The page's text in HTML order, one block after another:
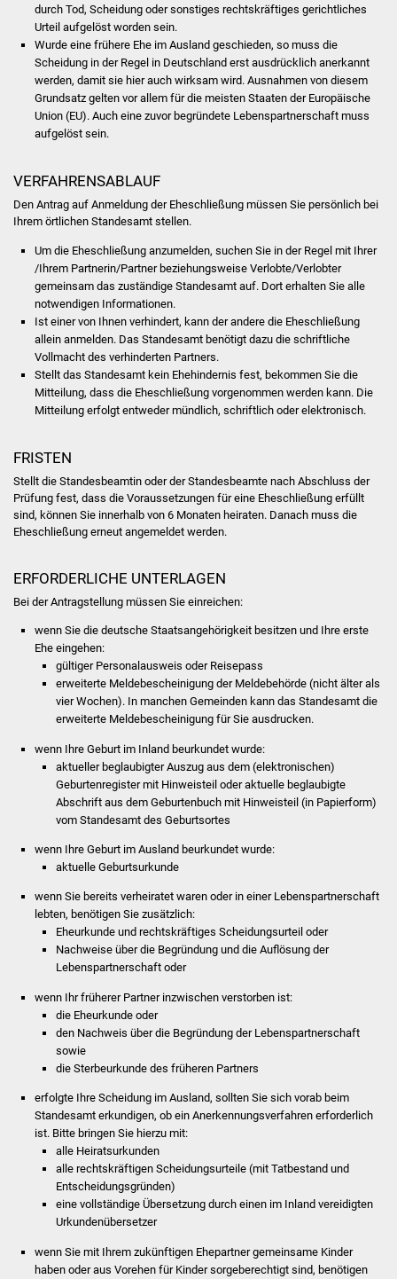
Kindergärten
Kolping-Musikschule
Volkshochschule
Jugendhaus
Kinder- und
Familienzentrum
Stadtwerke
NETZMonitor
Gesundheit und Notfall
Ärzte und Apotheken
Hitzewarnung / UV-
Index
ÖPNV
Bürgerbus (MOBS)
Abfall und Entsorgung
Kultur & Freizeit
Veranstaltungen
Stadtfest
Stadtbücherei
Zehntscheuer
Kulturhalle
durch Tod, Scheidung oder sonstiges rechtskräftiges gerichtliches
Urteil aufgelöst worden sein.
Wurde eine frühere Ehe im Ausland geschieden, so muss die
Scheidung in der Regel in Deutschland erst ausdrücklich anerkannt
werden, damit sie hier auch wirksam wird. Ausnahmen von diesem
Grundsatz gelten vor allem für die meisten Staaten der Europäische
Union (EU). Auch eine zuvor begründete Lebenspartnerschaft muss
aufgelöst sein.
VERFAHRENSABLAUF
Den Antrag auf Anmeldung der Eheschließung müssen Sie persönlich bei
Ihrem örtlichen Standesamt stellen.
Um die Eheschließung anzumelden, suchen Sie in der Regel mit Ihrer
/Ihrem Partnerin/Partner beziehungsweise Verlobte/Verlobter
gemeinsam das zuständige Standesamt auf. Dort erhalten Sie alle
notwendigen Informationen.
Ist einer von Ihnen verhindert, kann der andere die Eheschließung
allein anmelden. Das Standesamt benötigt dazu die schriftliche
Vollmacht des verhinderten Partners.
Stellt das Standesamt kein Ehehindernis fest, bekommen Sie die
Mitteilung, dass die Eheschließung vorgenommen werden kann. Die
Mitteilung erfolgt entweder mündlich, schriftlich oder elektronisch.
FRISTEN
Stellt die Standesbeamtin oder der Standesbeamte nach Abschluss der
Prüfung fest, dass die Voraussetzungen für eine Eheschließung erfüllt
sind, können Sie innerhalb von 6 Monaten heiraten. Danach muss die
Eheschließung erneut angemeldet werden.
ERFORDERLICHE UNTERLAGEN
Bei der Antragstellung müssen Sie einreichen:
wenn Sie die deutsche Staatsangehörigkeit besitzen und Ihre erste
Ehe eingehen:
gültiger Personalausweis oder Reisepass
erweiterte Meldebescheinigung der Meldebehörde (nicht älter als
vier Wochen). In manchen Gemeinden kann das Standesamt die
erweiterte Meldebescheinigung für Sie ausdrucken.
wenn Ihre Geburt im Inland beurkundet wurde:
aktueller beglaubigter Auszug aus dem (elektronischen)
Geburtenregister mit Hinweisteil oder aktuelle beglaubigte
Abschrift aus dem Geburtenbuch mit Hinweisteil (in Papierform)
vom Standesamt des Geburtsortes
wenn Ihre Geburt im Ausland beurkundet wurde:
​​​​​aktuelle Geburtsurkunde
wenn Sie bereits verheiratet waren oder in einer Lebenspartnerschaft
lebten, benötigen Sie zusätzlich:
Eheurkunde und rechtskräftiges Scheidungsurteil oder
Nachweise über die Begründung und die Auflösung der
Lebenspartnerschaft oder
wenn Ihr früherer Partner inzwischen verstorben ist:
die Eheurkunde oder
den Nachweis über die Begründung der Lebenspartnerschaft
sowie
die Sterbeurkunde des früheren Partners
erfolgte Ihre Scheidung im Ausland, sollten Sie sich vorab beim
Standesamt erkundigen, ob ein Anerkennungsverfahren erforderlich
ist. Bitte bringen Sie hierzu mit:
alle Heiratsurkunden
alle rechtskräftigen Scheidungsurteile (mit Tatbestand und
Entscheidungsgründen)
eine vollständige Übersetzung durch einen im Inland vereidigten
Urkundenübersetzer
wenn Sie mit Ihrem zukünftigen Ehepartner gemeinsame Kinder
haben oder aus Vorehen für Kinder sorgeberechtigt sind, benötigen